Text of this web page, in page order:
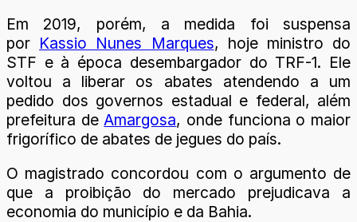
Em 2019, porém, a medida foi suspensa
por Kassio Nunes Marques, hoje ministro do
STF e à época desembargador do TRF-1. Ele
voltou a liberar os abates atendendo a um
pedido dos governos estadual e federal, além
prefeitura de Amargosa, onde funciona o maior
frigorífico de abates de jegues do país.
O magistrado concordou com o argumento de
que a proibição do mercado prejudicava a
economia do município e da Bahia.